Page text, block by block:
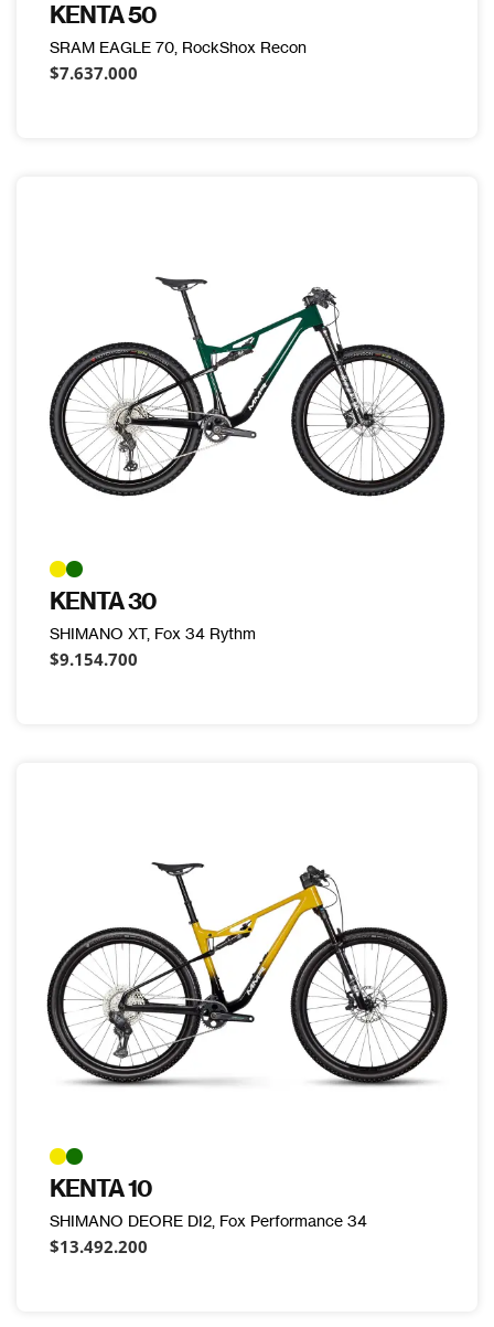
KENTA 50
SRAM EAGLE 70, RockShox Recon
$7.637.000
KENTA 30
SHIMANO XT, Fox 34 Rythm
$9.154.700
KENTA 10
SHIMANO DEORE DI2, Fox Performance 34
$13.492.200